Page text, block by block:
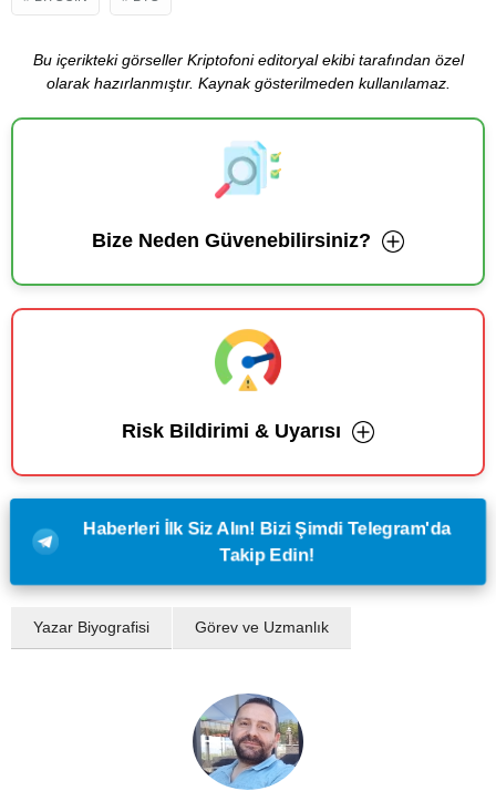
Bu içerikteki görseller Kriptofoni editoryal ekibi tarafından özel
olarak hazırlanmıştır. Kaynak gösterilmeden kullanılamaz.
Bize Neden Güvenebilirsiniz?
Risk Bildirimi & Uyarısı
Haberleri İlk Siz Alın! Bizi Şimdi Telegram'da
Takip Edin!
Yazar Biyografisi Görev ve Uzmanlık